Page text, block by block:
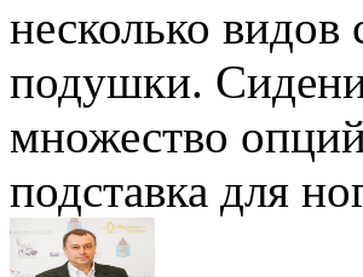
несколько
подушки.
множество
подставка для